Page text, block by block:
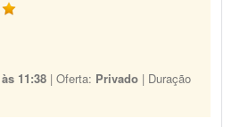
11:38 | Oferta: Privado | Duração